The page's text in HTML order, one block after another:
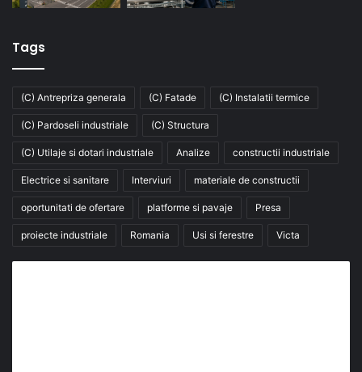
Tags
(C) Antrepriza generala (C) Fatade (C) Instalatii termice
(C) Pardoseli industriale (C) Structura
(C) Utilaje si dotari industriale Analize constructii industriale
Electrice si sanitare Interviuri materiale de constructii
oportunitati de ofertare platforme si pavaje Presa
proiecte industriale Romania Usi si ferestre Victa